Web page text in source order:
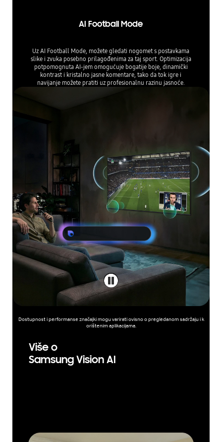
AI Football Mode
Uz AI Football Mode, možete gledati nogomet s postavkama
slike i zvuka posebno prilagođenima za taj sport. Optimizacija
potpomognuta AI-jem omogućuje bogatije boje, dinamički
kontrast i kristalno jasne komentare, tako da tok igre i
navijanje možete pratiti uz profesionalnu razinu jasnoće.
Dostupnost i performanse značajki mogu varirati ovisno o pregledanom sadržaju i k
orištenim aplikacijama.
Više o
Samsung Vision AI